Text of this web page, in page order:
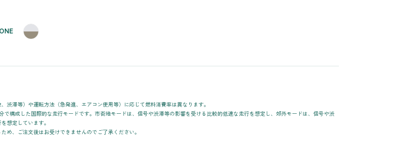
滞等）や運転方法（急発進、エアコン使用等）に応じて燃料消費率は異なります。
構成した国際的な走行モードです。市街地モードは、信号や渋滞等の影響を受ける比較的低速な走行を想定し、郊外モードは、信号や渋
想定しています。
、ご注文後はお受けできませんのでご了承ください。